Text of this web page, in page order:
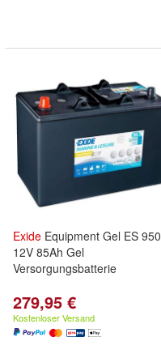
Exide Equipment Gel ES 950
12V 85Ah Gel
Versorgungsbatterie
279,95 €
Kostenloser Versand